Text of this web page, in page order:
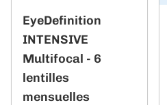
EyeDefinition
INTENSIVE
Multifocal - 6
lentilles
mensuelles